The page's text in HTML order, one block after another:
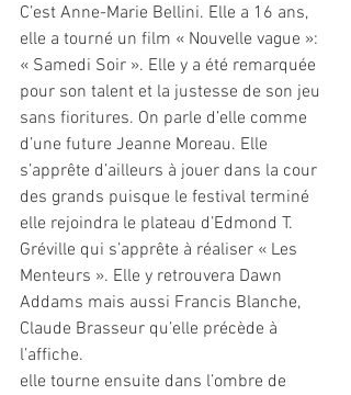
C’est Anne-Marie Bellini. Elle a 16 ans,
elle a tourné un film « Nouvelle vague »:
« Samedi Soir ». Elle y a été remarquée
pour son talent et la justesse de son jeu
sans fioritures. On parle d’elle comme
d’une future Jeanne Moreau. Elle
s’apprête d’ailleurs à jouer dans la cour
des grands puisque le festival terminé
elle rejoindra le plateau d’Edmond T.
Gréville qui s’apprête à réaliser « Les
Menteurs ». Elle y retrouvera Dawn
Addams mais aussi Francis Blanche,
Claude Brasseur qu’elle précède à
l’affiche.
elle tourne ensuite dans l’ombre de